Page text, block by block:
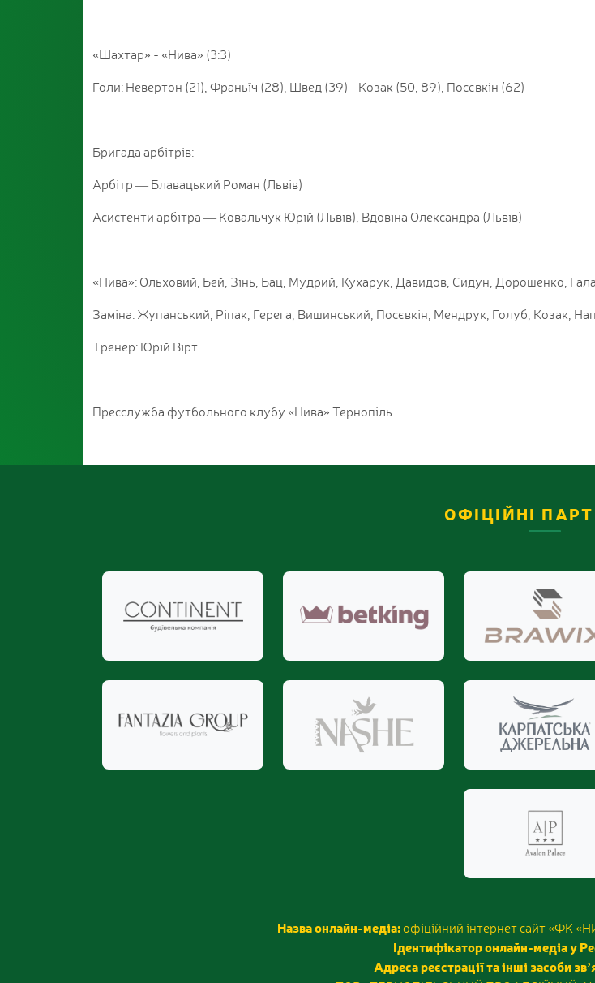
«Шахтар» - «Нива» (3:3)
Голи: Невертон (21), Франьїч (28), Швед (39) - Козак (50, 89), Посєвкін (62)
Бригада арбітрів:
Арбітр — Блавацький Роман (Львів)
Асистенти арбітра — Ковальчук Юрій (Львів), Вдовіна Олександра (Львів)
«Нива»: Ольховий, Бей, Зінь, Бац, Мудрий, Кухарук, Давидов, Сидун, Дорошенко,
Заміна: Жупанський, Ріпак, Герега, Вишинський, Посєвкін, Мендрук, Голуб, Козак,
Тренер: Юрій Вірт
Пресслужба футбольного клубу «Нива» Тернопіль
ОФІЦІЙНІ
Назва онлайн-медіа:офіційний інтернет сайт «ФК
Ідентифікатор онлайн-медіа у
Адреса реєстрації та інші засоби